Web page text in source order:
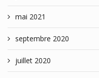
mai 2021
septembre 2020
juillet 2020